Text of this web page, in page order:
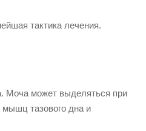
тактика лечения.
Моча может выделяться при
мышц тазового дна и